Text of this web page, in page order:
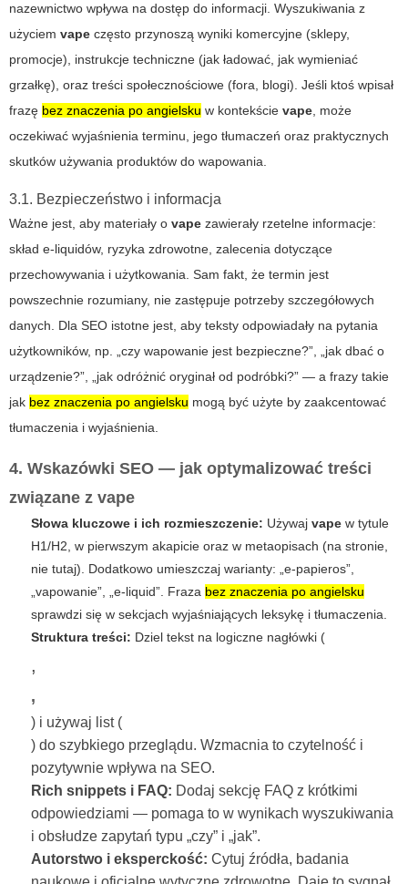
nazewnictwo wpływa na dostęp do informacji. Wyszukiwania z
użyciem vape często przynoszą wyniki komercyjne (sklepy,
promocje), instrukcje techniczne (jak ładować, jak wymieniać
grzałkę), oraz treści społecznościowe (fora, blogi). Jeśli ktoś wpisał
frazę bez znaczenia po angielsku w kontekście vape, może
oczekiwać wyjaśnienia terminu, jego tłumaczeń oraz praktycznych
skutków używania produktów do wapowania.
3.1. Bezpieczeństwo i informacja
Ważne jest, aby materiały o vape zawierały rzetelne informacje:
skład e‑liquidów, ryzyka zdrowotne, zalecenia dotyczące
przechowywania i użytkowania. Sam fakt, że termin jest
powszechnie rozumiany, nie zastępuje potrzeby szczegółowych
danych. Dla SEO istotne jest, aby teksty odpowiadały na pytania
użytkowników, np. „czy wapowanie jest bezpieczne?”, „jak dbać o
urządzenie?”, „jak odróżnić oryginał od podróbki?” — a frazy takie
jak bez znaczenia po angielsku mogą być użyte by zaakcentować
tłumaczenia i wyjaśnienia.
4. Wskazówki SEO — jak optymalizować treści
związane z vape
Słowa kluczowe i ich rozmieszczenie: Używaj vape w tytule
H1/H2, w pierwszym akapicie oraz w metaopisach (na stronie,
nie tutaj). Dodatkowo umieszczaj warianty: „e‑papieros”,
„vapowanie”, „e‑liquid”. Fraza bez znaczenia po angielsku
sprawdzi się w sekcjach wyjaśniających leksykę i tłumaczenia.
Struktura treści: Dziel tekst na logiczne nagłówki (
,
,
) i używaj list (
) do szybkiego przeglądu. Wzmacnia to czytelność i
pozytywnie wpływa na SEO.
Rich snippets i FAQ: Dodaj sekcję FAQ z krótkimi
odpowiedziami — pomaga to w wynikach wyszukiwania
i obsłudze zapytań typu „czy” i „jak”.
Autorstwo i eksperckość: Cytuj źródła, badania